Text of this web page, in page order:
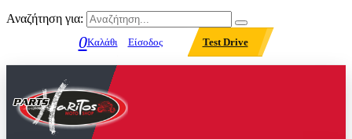
Αναζήτηση για:
0Καλάθι Είσοδος Test Drive